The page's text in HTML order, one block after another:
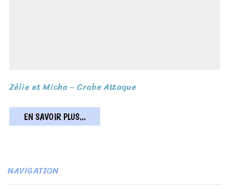
Zélie et Micha – Crabe Attaque
EN SAVOIR PLUS...
NAVIGATION